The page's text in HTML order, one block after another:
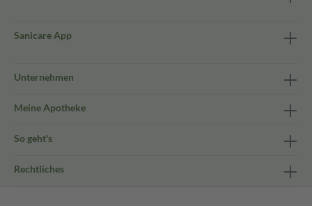
Sanicare App
Unternehmen
Meine Apotheke
So geht's
Rechtliches